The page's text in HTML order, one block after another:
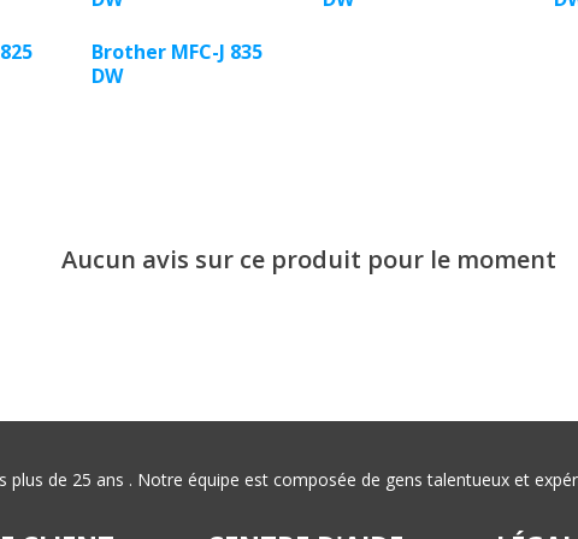
Brother MFC-J 835
DW
Aucun avis sur ce produit pour le moment
de 25 ans . Notre équipe est composée de gens talentueux et